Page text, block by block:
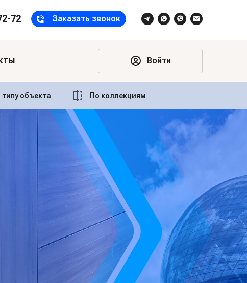
72 Заказать звонок
Войти
типу объекта По коллекциям